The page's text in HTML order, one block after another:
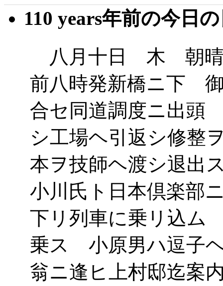
110 years年前の今日
八月十日 木 朝
前八時発新橋ニ下
合セ同道調度ニ出頭
シ工場ヘ引返シ修整
本ヲ技師ヘ渡シ退
小川氏ト日本倶楽部
下リ列車に乗リ込ム
乗ス 小原男ハ逗子
翁ニ逢ヒ上村邸迄案